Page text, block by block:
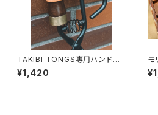
TAKIBI TONGS専用ハンドル
ストッパー
¥1,420
モ
芯】